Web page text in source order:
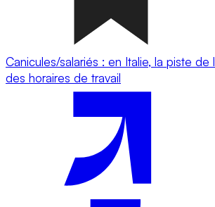
Canicules/salariés : en Italie, la piste de
des horaires de travail